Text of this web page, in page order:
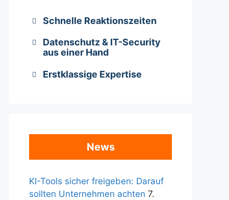
Schnelle Reaktionszeiten
Datenschutz & IT-Security
aus einer Hand
Erstklassige Expertise
News
KI-Tools sicher freigeben: Darauf
sollten Unternehmen achten 7.